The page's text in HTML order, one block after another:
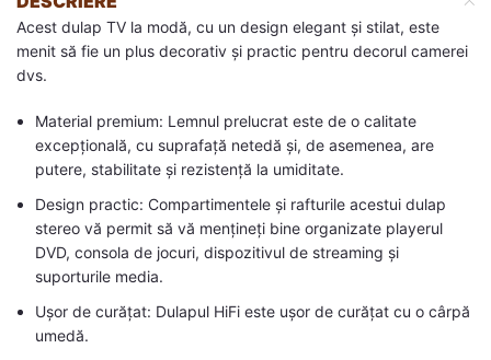
Acest dulap TV la modă, cu un design elegant și stilat, este
menit să fie un plus decorativ și practic pentru decorul camerei
dvs.
Material premium: Lemnul prelucrat este de o calitate
excepțională, cu suprafață netedă și, de asemenea, are
putere, stabilitate și rezistență la umiditate.
Design practic: Compartimentele și rafturile acestui dulap
stereo vă permit să vă mențineți bine organizate playerul
DVD, consola de jocuri, dispozitivul de streaming și
suporturile media.
Ușor de curățat: Dulapul HiFi este ușor de curățat cu o cârpă
umedă.